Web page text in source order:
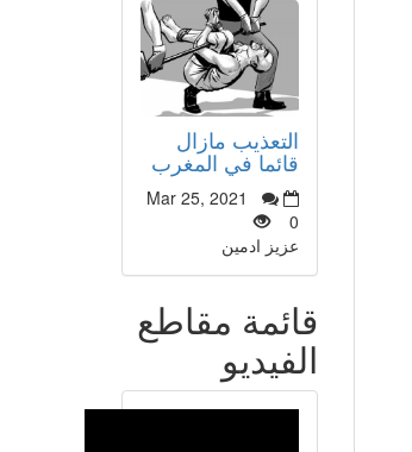
التعذيب مازال
قائما في المغرب
Mar 25, 2021
0
عزيز ادمين
قائمة مقاطع
الفيديو